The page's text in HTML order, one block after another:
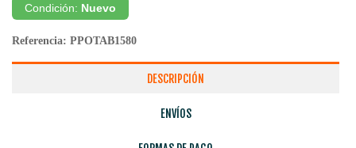
Condición: Nuevo
Referencia: PPOTAB1580
DESCRIPCIÓN
ENVÍOS